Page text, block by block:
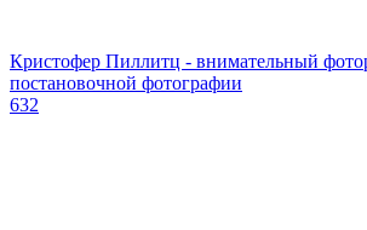
Кристофер Пиллитц - внимательный
постановочной фотографии
632